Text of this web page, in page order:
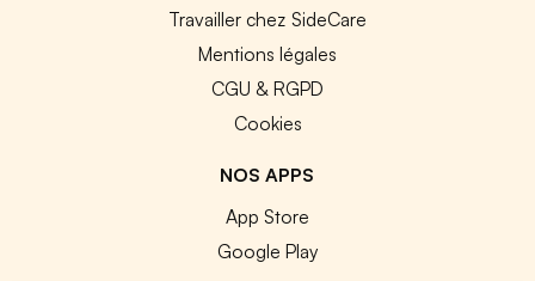
Travailler chez SideCare
Mentions légales
CGU & RGPD
Cookies
NOS APPS
App Store
Google Play